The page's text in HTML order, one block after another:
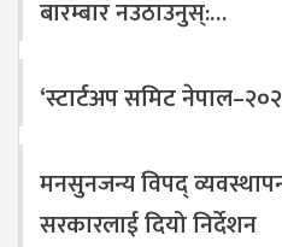
बारम्बार नउठाउनुस्:…
‘स्टार्टअप समिट
मनसुनजन्य विपद्
सरकारलाई दियो निर्देशन